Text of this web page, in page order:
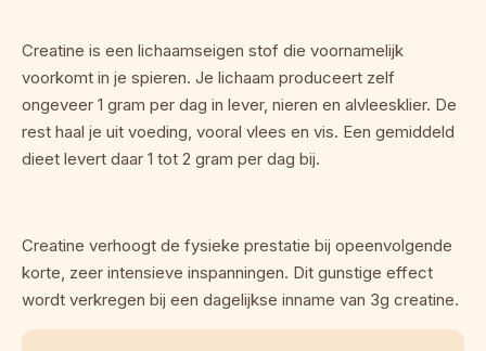
Creatine is een lichaamseigen stof die voornamelijk
voorkomt in je spieren. Je lichaam produceert zelf
ongeveer 1 gram per dag in lever, nieren en alvleesklier. De
rest haal je uit voeding, vooral vlees en vis. Een gemiddeld
dieet levert daar 1 tot 2 gram per dag bij.
Creatine verhoogt de fysieke prestatie bij opeenvolgende
korte, zeer intensieve inspanningen. Dit gunstige effect
wordt verkregen bij een dagelijkse inname van 3g creatine.